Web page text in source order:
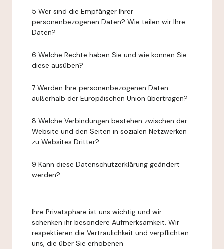
5 Wer sind die Empfänger Ihrer
personenbezogenen Daten? Wie teilen wir Ihre
Daten?
6 Welche Rechte haben Sie und wie können Sie
diese ausüben?
7 Werden Ihre personenbezogenen Daten
außerhalb der Europäischen Union übertragen?
8 Welche Verbindungen bestehen zwischen der
Website und den Seiten in sozialen Netzwerken
zu Websites Dritter?
9 Kann diese Datenschutzerklärung geändert
werden?
Ihre Privatsphäre ist uns wichtig und wir
schenken ihr besondere Aufmerksamkeit. Wir
respektieren die Vertraulichkeit und verpflichten
uns, die über Sie erhobenen